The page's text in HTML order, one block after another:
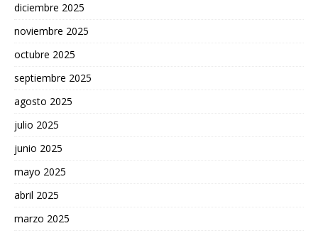
diciembre 2025
noviembre 2025
octubre 2025
septiembre 2025
agosto 2025
julio 2025
junio 2025
mayo 2025
abril 2025
marzo 2025